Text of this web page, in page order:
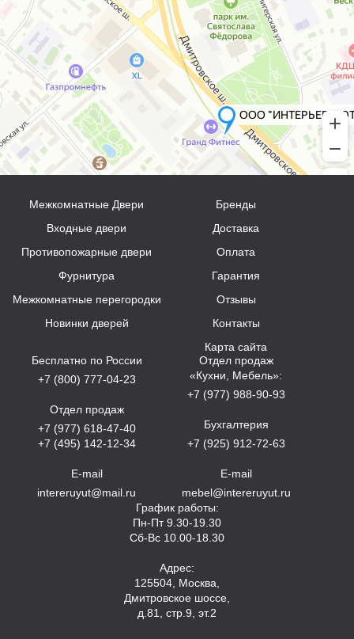
Межкомнатные Двери
Входные двери
Противопожарные двери
Фурнитура
Межкомнатные перегородки
Новинки дверей
Бренды
Доставка
Оплата
Гарантия
Отзывы
Контакты
Карта сайта
Бесплатно по России
+7 (800) 777-04-23
Отдел продаж
+7 (977) 618-47-40
+7 (495) 142-12-34
E-mail
intereruyut@mail.ru
Отдел продаж
«Кухни, Мебель»:
+7 (977) 988-90-93
Бухгалтерия
+7 (925) 912-72-63
E-mail
mebel@intereruyut.ru
График работы:
Пн-Пт 9.30-19.30
Сб-Вс 10.00-18.30
Адрес:
125504, Москва,
Дмитровское шоссе,
д.81, стр.9, эт.2